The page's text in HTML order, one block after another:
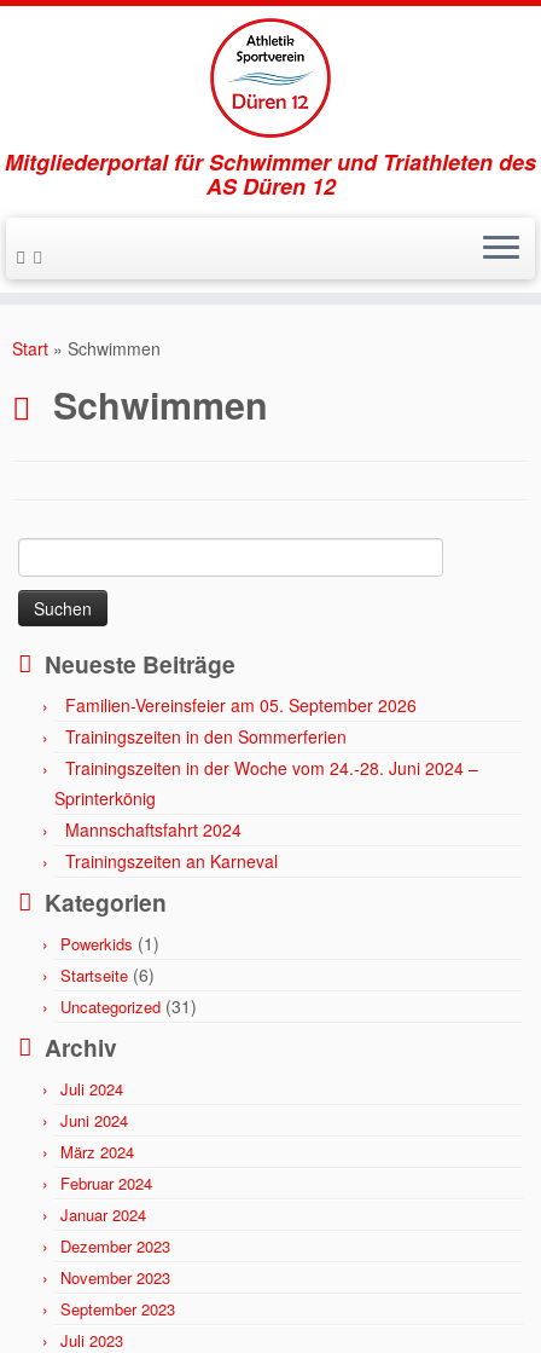
Inhalt
Mitgliederportal für Schwimmer und Triathleten des
AS Düren 12
Start » Schwimmen
Schwimmen
nach:
Neueste Beiträge
Familien-Vereinsfeier am 05. September 2026
Trainingszeiten in den Sommerferien
Trainingszeiten in der Woche vom 24.-28. Juni 2024 –
Sprinterkönig
Mannschaftsfahrt 2024
Trainingszeiten an Karneval
Kategorien
Powerkids (1)
Startseite (6)
Uncategorized (31)
Archiv
Juli 2024
Juni 2024
März 2024
Februar 2024
Januar 2024
Dezember 2023
November 2023
September 2023
Juli 2023